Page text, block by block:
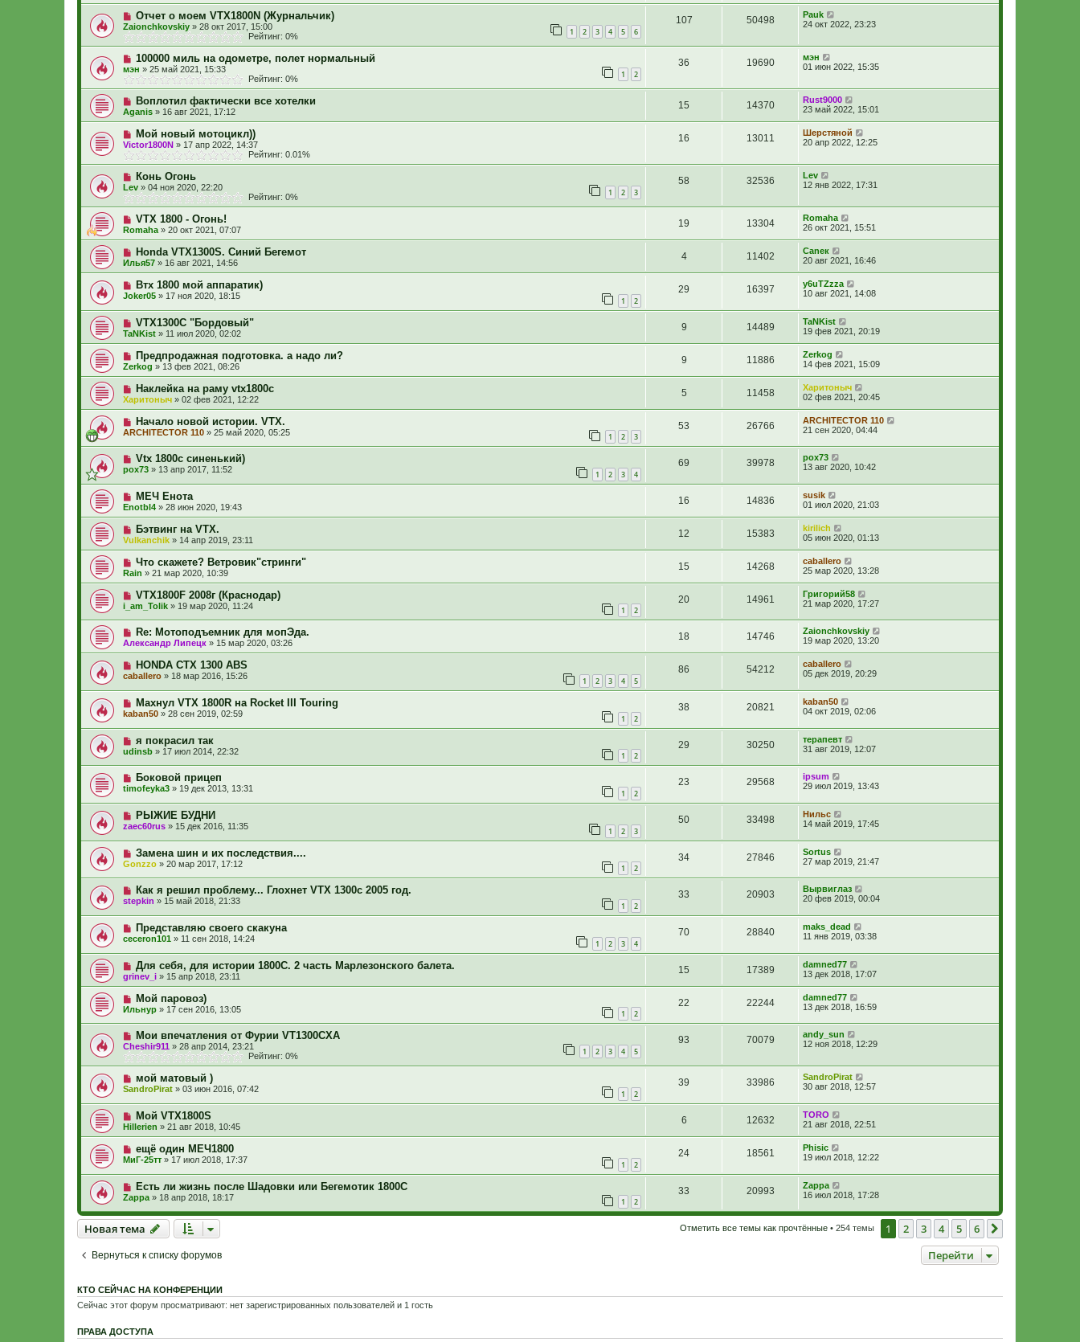
Отчет о моем VTX1800N (Журнальчик)
Zaionchkovskiy » 28 окт 2017, 15:00 1 2 3 4 5 6
Рейтинг: 0%
107 50498
Pauk
24 окт 2022, 23:23
100000 миль на одометре, полет нормальный
мэн » 25 май 2021, 15:33 1 2
Рейтинг: 0%
36 19690
мэн
01 июн 2022, 15:35
Воплотил фактически все хотелки
Aganis » 16 авг 2021, 17:12
15 14370
Rust9000
23 май 2022, 15:01
Мой новый мотоцикл))
Victor1800N » 17 апр 2022, 14:37
Рейтинг: 0.01%
16 13011
Шерстяной
20 апр 2022, 12:25
Конь Огонь
Lev » 04 ноя 2020, 22:20 1 2 3
Рейтинг: 0%
58 32536
Lev
12 янв 2022, 17:31
VTX 1800 - Огонь!
Romaha » 20 окт 2021, 07:07
19 13304
Romaha
26 окт 2021, 15:51
Honda VTX1300S. Синий Бегемот
Илья57 » 16 авг 2021, 14:56
4 11402
Caneк
20 авг 2021, 16:46
Втх 1800 мой аппаратик)
Joker05 » 17 ноя 2020, 18:15 1 2
29 16397
y6uTZzza
10 авг 2021, 14:08
VTX1300С "Бордовый"
TaNKist » 11 июл 2020, 02:02
9 14489
TaNKist
19 фев 2021, 20:19
Предпродажная подготовка. а надо ли?
Zerkog » 13 фев 2021, 08:26
9 11886
Zerkog
14 фев 2021, 15:09
Наклейка на раму vtx1800c
Харитоныч » 02 фев 2021, 12:22
5 11458
Харитоныч
02 фев 2021, 20:45
Начало новой истории. VTX.
ARCHITECTOR 110 » 25 май 2020, 05:25 1 2 3
53 26766
ARCHITECTOR 110
21 сен 2020, 04:44
Vtx 1800c синенький)
pox73 » 13 апр 2017, 11:52 1 2 3 4
69 39978
pox73
13 авг 2020, 10:42
МЕЧ Енота
Enotbl4 » 28 июн 2020, 19:43
16 14836
susik
01 июл 2020, 21:03
Бэтвинг на VTX.
Vulkanchik » 14 апр 2019, 23:11
12 15383
kirilich
05 июн 2020, 01:13
Что скажете? Ветровик"стринги"
Rain » 21 мар 2020, 10:39
15 14268
caballero
25 мар 2020, 13:28
VTX1800F 2008г (Краснодар)
i_am_Tolik » 19 мар 2020, 11:24 1 2
20 14961
Григорий58
21 мар 2020, 17:27
Re: Мотоподъемник для мопЭда.
Александр Липецк » 15 мар 2020, 03:26
18 14746
Zaionchkovskiy
19 мар 2020, 13:20
HONDA CTX 1300 ABS
caballero » 18 мар 2016, 15:26 1 2 3 4 5
86 54212
caballero
05 дек 2019, 20:29
Махнул VTX 1800R на Rocket III Touring
kaban50 » 28 сен 2019, 02:59 1 2
38 20821
kaban50
04 окт 2019, 02:06
я покрасил так
udinsb » 17 июл 2014, 22:32 1 2
29 30250
терапевт
31 авг 2019, 12:07
Боковой прицеп
timofeyka3 » 19 дек 2013, 13:31 1 2
23 29568
ipsum
29 июл 2019, 13:43
РЫЖИЕ БУДНИ
zaec60rus » 15 дек 2016, 11:35 1 2 3
50 33498
Нильс
14 май 2019, 17:45
Замена шин и их последствия....
Gonzzo » 20 мар 2017, 17:12 1 2
34 27846
Sortus
27 мар 2019, 21:47
Как я решил проблему... Глохнет VTX 1300c 2005 год.
stepkin » 15 май 2018, 21:33 1 2
33 20903
Вырвиглаз
20 фев 2019, 00:04
Представляю своего скакуна
ceceron101 » 11 сен 2018, 14:24 1 2 3 4
70 28840
maks_dead
11 янв 2019, 03:38
Для себя, для истории 1800C. 2 часть Марлезонского балета.
grinev_i » 15 апр 2018, 23:11
15 17389
damned77
13 дек 2018, 17:07
Мой паровоз)
Ильнур » 17 сен 2016, 13:05 1 2
22 22244
damned77
13 дек 2018, 16:59
Мои впечатления от Фурии VT1300CXA
Cheshir911 » 28 апр 2014, 23:21 1 2 3 4 5
Рейтинг: 0%
93 70079
andy_sun
12 ноя 2018, 12:29
мой матовый )
SandroPirat » 03 июн 2016, 07:42 1 2
39 33986
SandroPirat
30 авг 2018, 12:57
Мой VTX1800S
Hillerien » 21 авг 2018, 10:45
6 12632
TORO
21 авг 2018, 22:51
ещё один МЕЧ1800
МиГ-25тт » 17 июл 2018, 17:37 1 2
24 18561
Phisic
19 июл 2018, 12:22
Есть ли жизнь после Шадовки или Бегемотик 1800С
Zappa » 18 апр 2018, 18:17 1 2
33 20993
Zappa
16 июл 2018, 17:28
Новая тема
Новаятема Отметить все темы как прочтённые • 254 темы 1 2 3 4 5 6
Вернуться к списку форумов Перейти
КТО СЕЙЧАС НА КОНФЕРЕНЦИИ
Сейчас этот форум просматривают: нет зарегистрированных пользователей и 1 гость
ПРАВА ДОСТУПА